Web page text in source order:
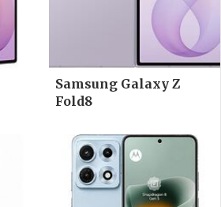
Samsung Galaxy Z
Fold8